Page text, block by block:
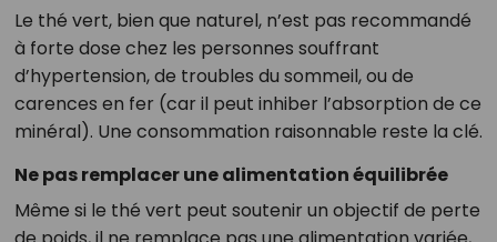
Le thé vert, bien que naturel, n’est pas recommandé
à forte dose chez les personnes souffrant
d’hypertension, de troubles du sommeil, ou de
carences en fer (car il peut inhiber l’absorption de ce
minéral). Une consommation raisonnable reste la clé.
Ne pas remplacer une alimentation équilibrée
Même si le thé vert peut soutenir un objectif de perte